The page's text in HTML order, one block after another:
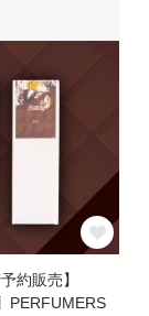
約販売】
PERFUMERS